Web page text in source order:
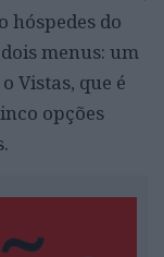
hóspedes do
menus: um
Vistas, que é
opções